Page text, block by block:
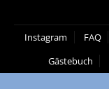
Instagram FAQ
Gästebuch